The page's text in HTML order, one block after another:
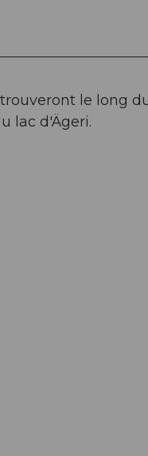
le long
lac d'Ägeri.